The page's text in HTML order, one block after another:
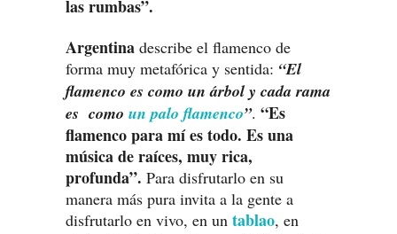
las rumbas”.
Argentina describe el flamenco de
forma muy metafórica y sentida: “El
flamenco es como un árbol y cada rama
es como un palo flamenco”. “Es
flamenco para mí es todo. Es una
música de raíces, muy rica,
profunda”. Para disfrutarlo en su
manera más pura invita a la gente a
disfrutarlo en vivo, en un tablao, en